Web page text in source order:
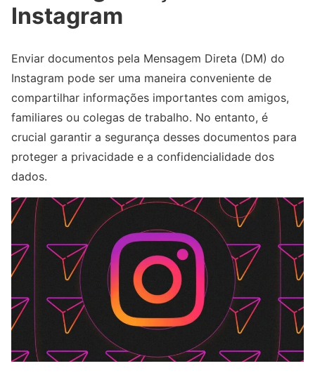
Instagram
Enviar documentos pela Mensagem Direta (DM) do
Instagram pode ser uma maneira conveniente de
compartilhar informações importantes com amigos,
familiares ou colegas de trabalho. No entanto, é
crucial garantir a segurança desses documentos para
proteger a privacidade e a confidencialidade dos
dados.